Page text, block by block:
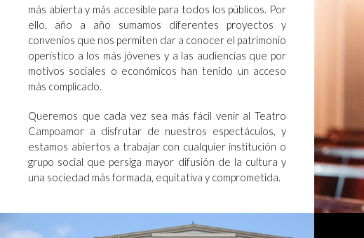
más abierta y más accesible para todos los públicos. Por
ello, año a año sumamos diferentes proyectos y
convenios que nos permiten dar a conocer el patrimonio
operístico a los más jóvenes y a las audiencias que por
motivos sociales o económicos han tenido un acceso
más complicado.
Queremos que cada vez sea más fácil venir al Teatro
Campoamor a disfrutar de nuestros espectáculos, y
estamos abiertos a trabajar con cualquier institución o
grupo social que persiga mayor difusión de la cultura y
una sociedad más formada, equitativa y comprometida.